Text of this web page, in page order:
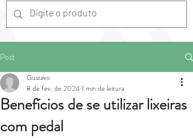
Post
Benefícios de se utilizar lixeiras
com pedal
Gustavo
8 de fev. de 20241 min de leitura